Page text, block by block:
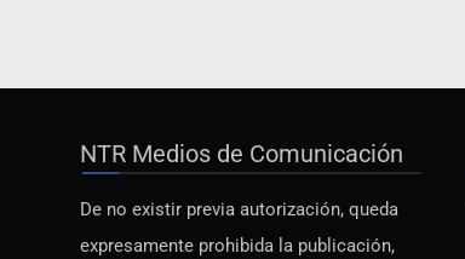
NTR Medios de Comunicación
De no existir previa autorización, queda
expresamente prohibida la publicación,